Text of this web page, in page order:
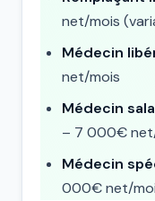
net/mois
Médecin
net/mois
Médecin
– 7 000€
Médecin
000€ net/